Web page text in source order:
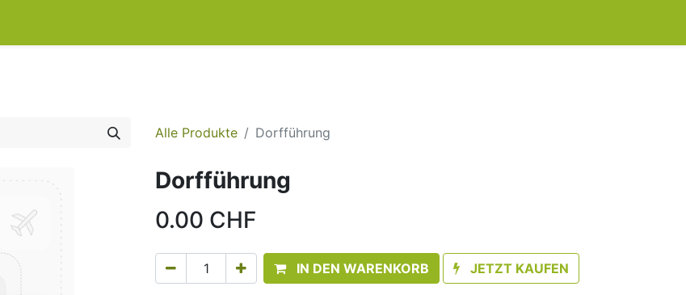
Alle Produkte Dorfführung
Dorfführung
0.00 CHF
IN DEN WARENKORB JETZT KAUFEN